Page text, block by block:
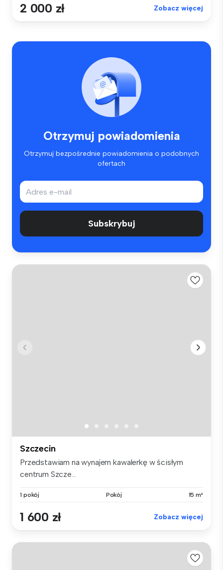
2 000 zł Zobacz więcej
Otrzymuj powiadomienia
Otrzymuj bezpośrednie powiadomienia o podobnych
ofertach
Subskrybuj
Szczecin
Przedstawiam na wynajem kawalerkę w ścisłym
centrum Szcze...
1 pokój Pokój 15 m²
1 600 zł Zobacz więcej